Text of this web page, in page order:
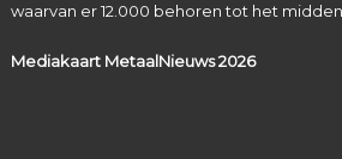
waarvan er 12.000 behoren tot het
Mediakaart MetaalNieuws2026